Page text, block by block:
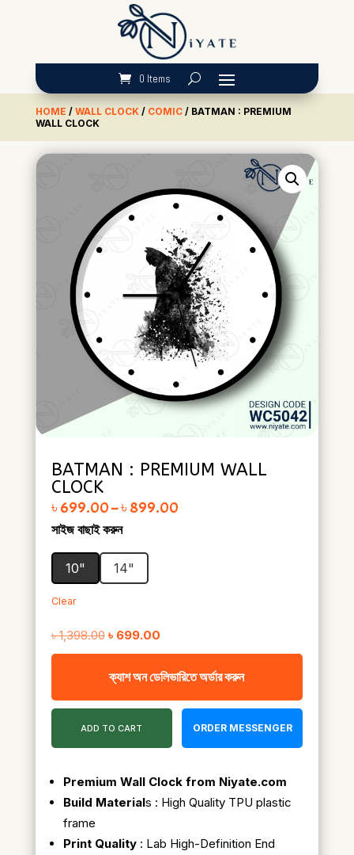
0 Items
HOME / WALL CLOCK/ COMIC/ BATMAN : PREMIUM
WALL CLOCK
BATMAN : PREMIUM WALL
CLOCK
৳ 699.00–৳ 899.00Price range: ৳ 699.00 through ৳ 899.00
সাইজ বাছাই করুন
10" 14"
Clear
৳1,398.00 Original
price
was:
৳ 1,398.00.
৳ 699.00Current
price
is:
৳ 699.00.
ক্যাশ অন ডেলিভারিতে অর্ডার করুন
ADD TO CART ORDER MESSENGER
Premium Wall Clock from Niyate.com
Build Materials : High Quality TPU plastic
frame
Print Quality: Lab High-Definition End